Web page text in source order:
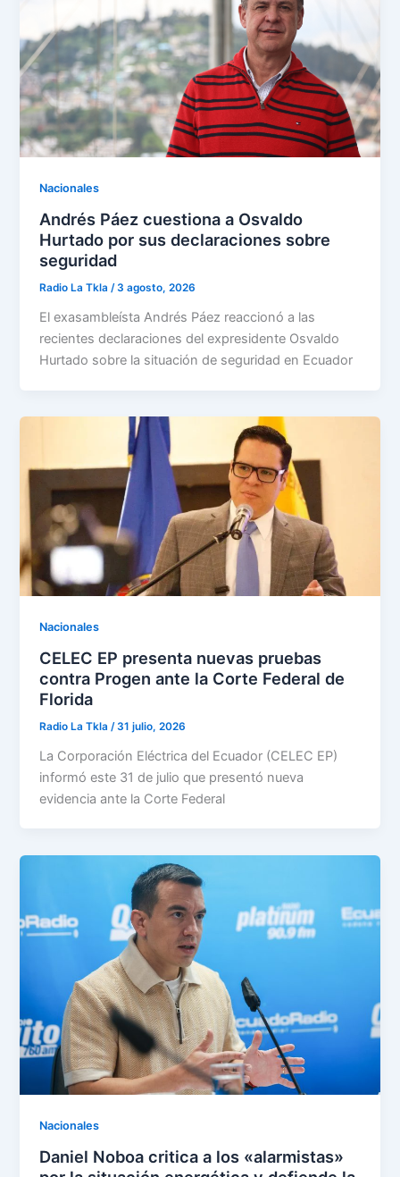
Nacionales
Andrés Páez cuestiona a Osvaldo
Hurtado por sus declaraciones sobre
seguridad
Radio La Tkla /3 agosto, 2026
El exasambleísta Andrés Páez reaccionó a las
recientes declaraciones del expresidente Osvaldo
Hurtado sobre la situación de seguridad en Ecuador
Nacionales
CELEC EP presenta nuevas pruebas
contra Progen ante la Corte Federal de
Florida
Radio La Tkla /31 julio, 2026
La Corporación Eléctrica del Ecuador (CELEC EP)
informó este 31 de julio que presentó nueva
evidencia ante la Corte Federal
Nacionales
Daniel Noboa critica a los «alarmistas»